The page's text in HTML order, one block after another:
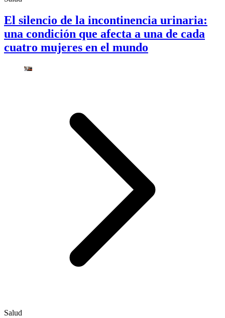
El silencio de la incontinencia urinaria:
una condición que afecta a una de cada
cuatro mujeres en el mundo
Salud